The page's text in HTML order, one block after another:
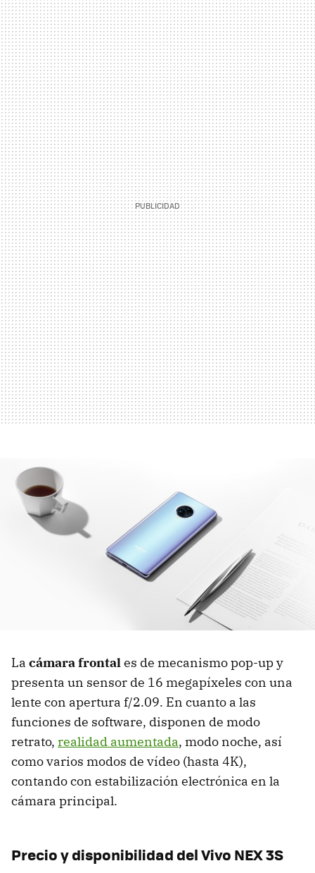
La cámara frontales de mecanismo pop-up y
presenta un sensor de 16 megapíxeles con una
lente con apertura f/2.09. En cuanto a las
funciones de software, disponen de modo
retrato, realidad aumentada, modo noche, así
como varios modos de vídeo (hasta 4K),
contando con estabilización electrónica en la
cámara principal.
Precio y disponibilidad del Vivo NEX 3S